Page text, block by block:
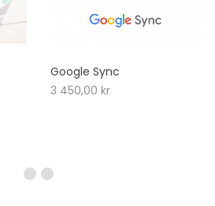
Google Sync
3 450,00 kr